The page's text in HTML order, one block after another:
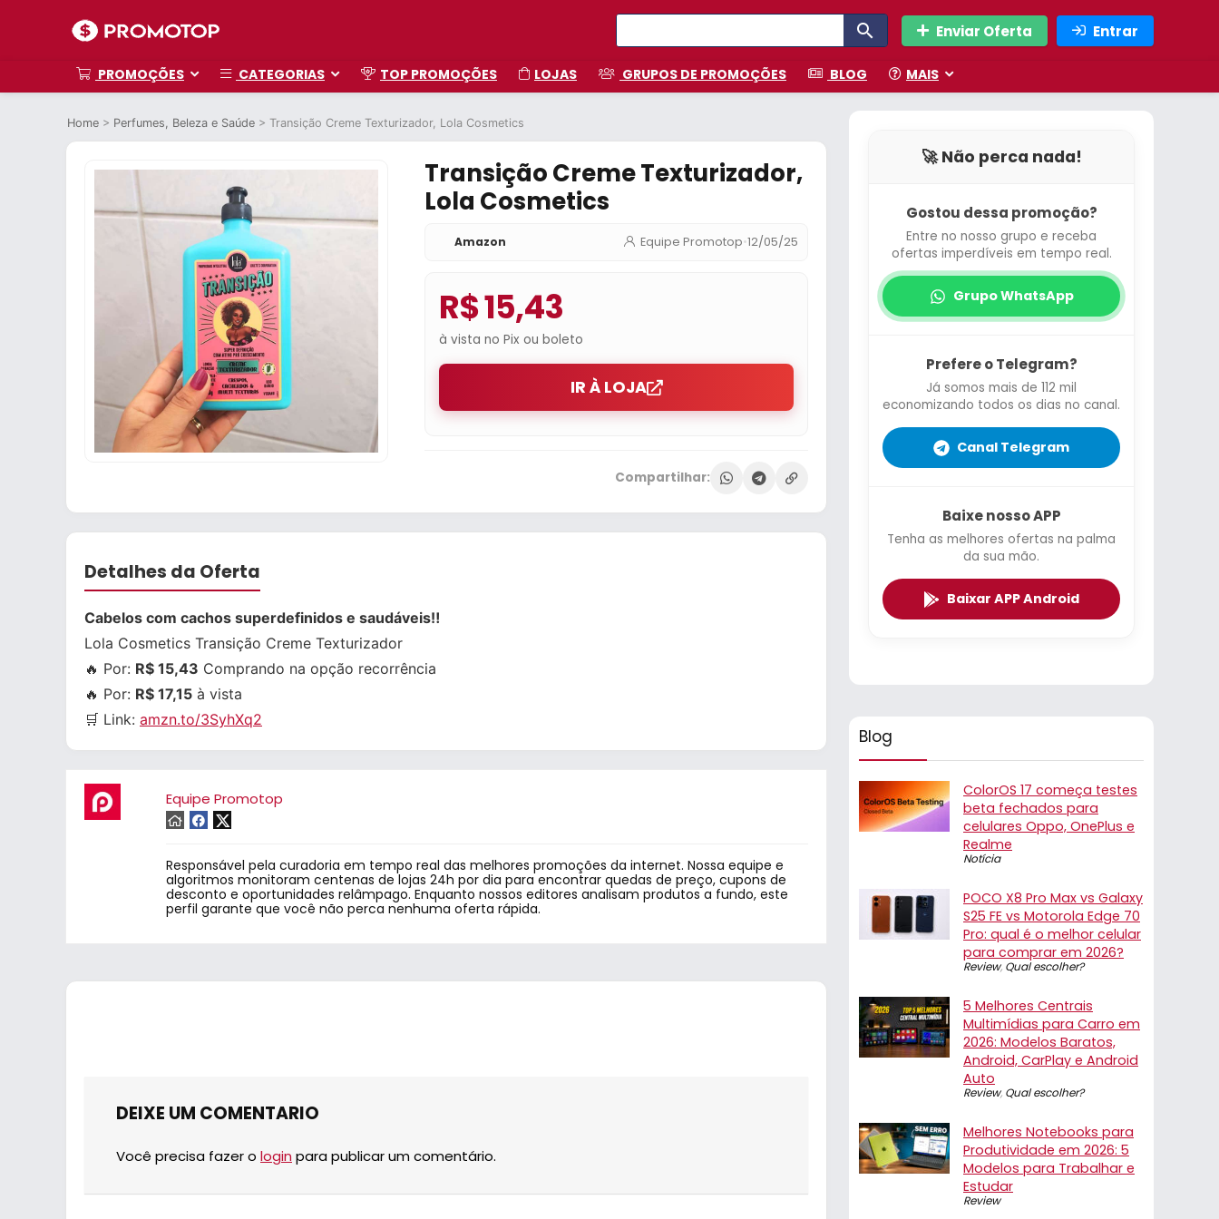
Enviar Oferta Entrar
PROMOÇÕES CATEGORIAS TOP PROMOÇÕES LOJAS GRUPOS DE PROMOÇÕES BLOG MAIS
Home > Perfumes, Beleza e Saúde > Transição Creme Texturizador, Lola Cosmetics
Transição Creme Texturizador,
Lola Cosmetics
Amazon Equipe Promotop•12/05/25
R$ 15,43
à vista no Pix ou boleto
IR À LOJA
Compartilhar:
Detalhes da Oferta
Cabelos com cachos superdefinidos e saudáveis‼️
Lola Cosmetics Transição Creme Texturizador
🔥 Por: R$ 15,43 Comprando na opção recorrência
🔥 Por: R$ 17,15 à vista
🛒 Link: amzn.to/3SyhXq2
Equipe Promotop
Responsável pela curadoria em tempo real das melhores promoções da internet. Nossa equipe e
algoritmos monitoram centenas de lojas 24h por dia para encontrar quedas de preço, cupons de
desconto e oportunidades relâmpago. Enquanto nossos editores analisam produtos a fundo, este
perfil garante que você não perca nenhuma oferta rápida.
DEIXE UM COMENTARIO
Você precisa fazer o login para publicar um comentário.
🚀 Não perca nada!
Gostou dessa promoção?
Entre no nosso grupo e receba
ofertas imperdíveis em tempo real.
Grupo WhatsApp
Prefere o Telegram?
Já somos mais de 112 mil
economizando todos os dias no canal.
Canal Telegram
Baixe nosso APP
Tenha as melhores ofertas na palma
da sua mão.
Baixar APP Android
Blog
ColorOS 17 começa testes
beta fechados para
celulares Oppo, OnePlus e
Realme
Notícia
POCO X8 Pro Max vs Galaxy
S25 FE vs Motorola Edge 70
Pro: qual é o melhor celular
para comprar em 2026?
Review, Qual escolher?
5 Melhores Centrais
Multimídias para Carro em
2026: Modelos Baratos,
Android, CarPlay e Android
Auto
Review, Qual escolher?
Melhores Notebooks para
Produtividade em 2026: 5
Modelos para Trabalhar e
Estudar
Review